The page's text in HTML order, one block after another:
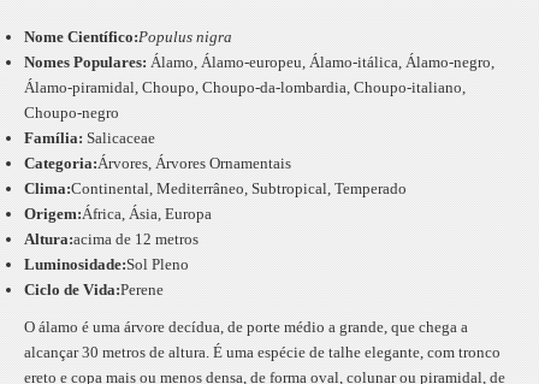
Nome Científico:Populus nigra
Nomes Populares: Álamo, Álamo-europeu, Álamo-itálica, Álamo-negro,
Álamo-piramidal, Choupo, Choupo-da-lombardia, Choupo-italiano,
Choupo-negro
Família: Salicaceae
Categoria:Árvores, Árvores Ornamentais
Clima:Continental, Mediterrâneo, Subtropical, Temperado
Origem:África, Ásia, Europa
Altura:acima de 12 metros
Luminosidade:Sol Pleno
Ciclo de Vida:Perene
O álamo é uma árvore decídua, de porte médio a grande, que chega a
alcançar 30 metros de altura. É uma espécie de talhe elegante, com tronco
ereto e copa mais ou menos densa, de forma oval, colunar ou piramidal, de